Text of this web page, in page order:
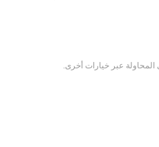
المحاولة عبر خيارات أخرى.